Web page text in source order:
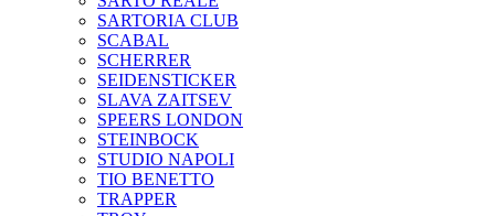
SARTORIA CLUB
SCABAL
SCHERRER
SEIDENSTICKER
SLAVA ZAITSEV
SPEERS LONDON
STEINBOCK
STUDIO NAPOLI
TIO BENETTO
TRAPPER